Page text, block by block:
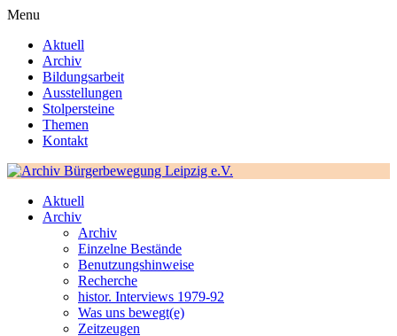
Menu
Aktuell
Archiv
Bildungsarbeit
Ausstellungen
Stolpersteine
Themen
Kontakt
Aktuell
Archiv
Archiv
Einzelne Bestände
Benutzungshinweise
Recherche
histor. Interviews 1979-92
Was uns bewegt(e)
Zeitzeugen